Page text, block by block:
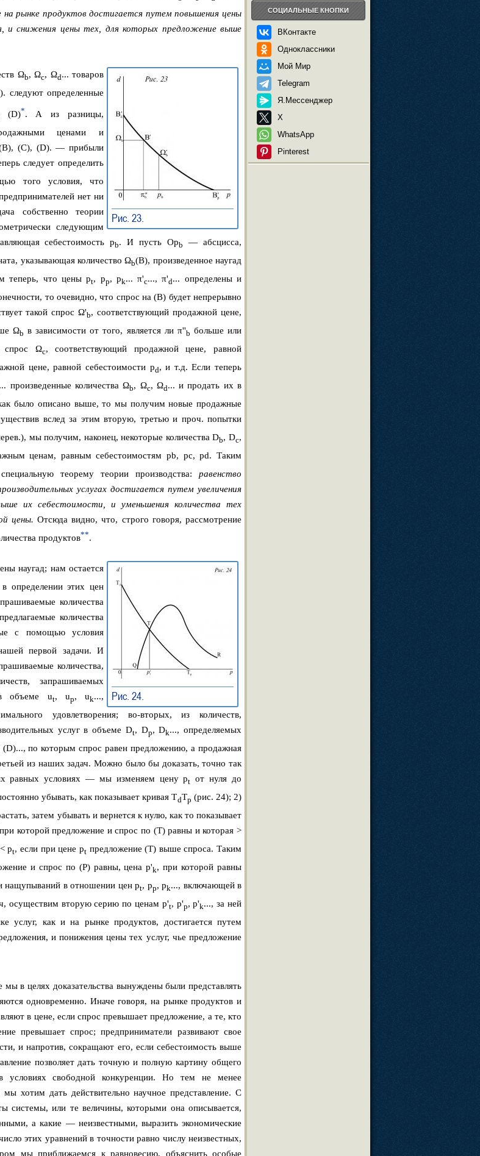
на рынке продуктов достигается путем повышения цены
и снижения цены тех, для которых предложение выше
Рис. 23.
Ωb, Ωc, Ωd... товаров
следуют определенные
(D)*. А из разницы,
ценами и
(B), (C), (D). — прибыли
следует определить
того условия, что
нет ни
собственно теории
следующим
себестоимость pb. И пусть Opb
— абсцисса,
указывающая количество Ωb(B), произведенное наугад
теперь, что цены pt, pp, pk... π'c..., π'd... определены и
то очевидно, что спрос на (B) будет непрерывно
такой спрос Ω'b, соответствующий продажной цене,
Ωb в зависимости от того, является ли π''b больше или
спрос Ωc, соответствующий продажной цене, равной
цене, равной себестоимости pd, и т.д. Если теперь
... произведенные количества Ωb, Ωc, Ωd... и продать их в
было описано выше, то мы получим новые продажные
вслед за этим вторую, третью и проч. попытки
мы получим, наконец, некоторые количества Db, Dc,
ценам, равным себестоимостям pb, pc, pd. Таким
теорему теории производства: равенство
услугах достигается путем увеличения
их себестоимости, и уменьшения количества тех
цены. Отсюда видно, что, строго говоря, рассмотрение
продуктов**.
Рис. 24.
наугад; нам остается
определении этих цен
количества
количества
с помощью условия
первой задачи. И
количества,
запрашиваемых
в объеме ut, up, uk...,
удовлетворения; во-вторых, из количеств,
услуг в объеме Dt, Dp, Dk..., определяемых
по которым спрос равен предложению, а продажная
из наших задач. Можно было бы доказать, точно так
равных условиях — мы изменяем цену pt от нуля до
убывать, как показывает кривая TdTp (рис. 24); 2)
затем убывать и вернется к нулю, как то показывает
которой предложение и спрос по (T) равны и которая >
pt, если при цене ptпредложение (T) выше спроса. Таким
и спрос по (P) равны, цена p'k, при которой равны
нащупываний в отношении цен pt, pp, pk..., включающей в
осуществим вторую серию по ценам p't, p'p, p'k..., за ней
услуг, как и на рынке продуктов, достигается путем
и понижения цены тех услуг, чье предложение
в целях доказательства вынуждены были представлять
одновременно. Иначе говоря, на рынке продуктов и
в цене, если спрос превышает предложение, а те, кто
превышает спрос; предприниматели развивают свое
и напротив, сокращают его, если себестоимость выше
позволяет дать точную и полную картину общего
в условиях свободной конкуренции. Но тем не менее
хотим дать действительно научное представление. С
системы, или те величины, которыми она описывается,
а какие — неизвестными, выразить экономические
этих уравнений в точности равно числу неизвестных,
мы приближаемся к равновесию, объяснить особые
СОЦИАЛЬНЫЕ КНОПКИ
ВКонтакте
Одноклассники
Мой Мир
Telegram
Я.Мессенджер
X
WhatsApp
Pinterest